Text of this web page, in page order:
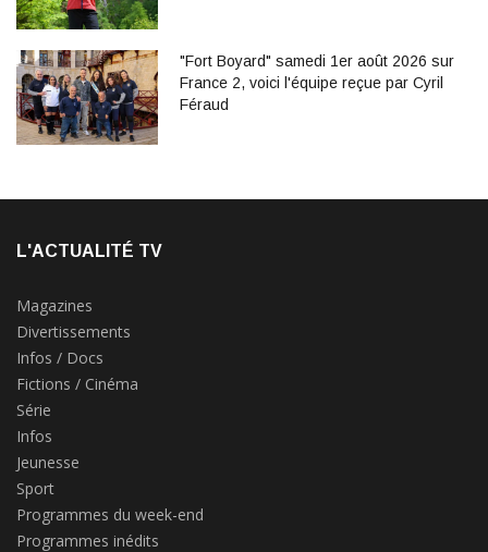
"Fort Boyard" samedi 1er août 2026 sur
France 2, voici l'équipe reçue par Cyril
Féraud
L'ACTUALITÉ TV
Magazines
Divertissements
Infos / Docs
Fictions / Cinéma
Série
Infos
Jeunesse
Sport
Programmes du week-end
Programmes inédits